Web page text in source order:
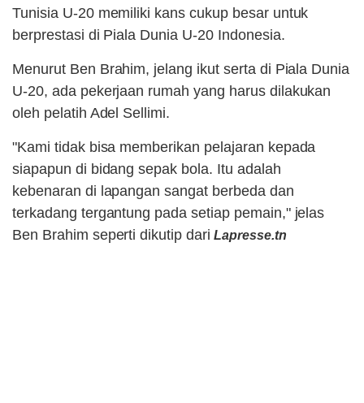
Tunisia U-20 memiliki kans cukup besar untuk
berprestasi di Piala Dunia U-20 Indonesia.
Menurut Ben Brahim, jelang ikut serta di Piala Dunia
U-20, ada pekerjaan rumah yang harus dilakukan
oleh pelatih Adel Sellimi.
"Kami tidak bisa memberikan pelajaran kepada
siapapun di bidang sepak bola. Itu adalah
kebenaran di lapangan sangat berbeda dan
terkadang tergantung pada setiap pemain," jelas
Ben Brahim seperti dikutip dari Lapresse.tn